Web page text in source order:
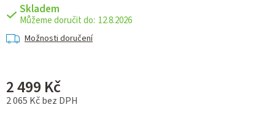
Skladem
12.8.2026
Možnosti doručení
2 499 Kč
2 065 Kč bez DPH